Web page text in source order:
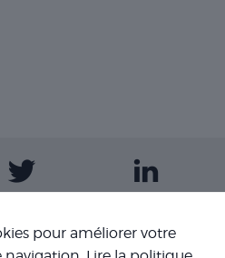
nous
pour améliorer votre